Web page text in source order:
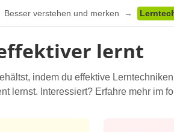
Besser verstehen und merken
lernt
indem du effektive
lernst. Interessiert? Erfahre mehr im